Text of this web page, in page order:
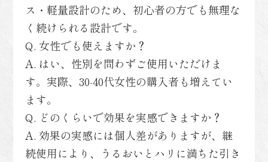
ス・軽量設計のため、初心者の方でも無理な
く続けられる設計です。
Q. 女性でも使えますか？
A. はい、性別を問わずご使用いただけま
す。実際、30-40代女性の購入者も増えてい
ます。
Q. どのくらいで効果を実感できますか？
A. 効果の実感には個人差がありますが、継
続使用により、うるおいとハリに満ちた引き